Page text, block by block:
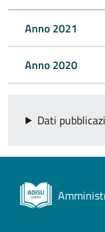
Anno 2021
Anno 2020
Dati